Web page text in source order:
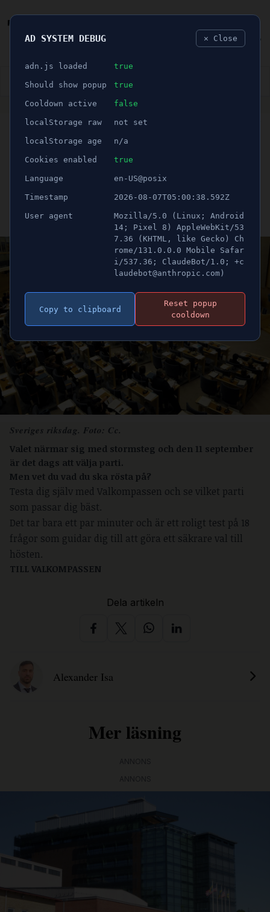
👮🏻‍♂️ BLÅLJUS ÅSIKTER SPORT
ANNONS
Vilket parti passar dig
bäst? - Testa dig med
Valkompassen
Publicerad 11 augusti 2022 08:15
Uppdaterad 21 juni 2026 12:46
Sveriges riksdag. Foto: Cc.
Valet närmar sig med stormsteg och den 11 september
är det dags att välja parti.
Men vet du vad du ska rösta på?
Testa dig själv med Valkompassen och se vilket parti
som passar dig bäst.
Det tar bara ett par minuter och är ett roligt test på 18
frågor som guidar dig till att göra ett säkrare val till
hösten.
TILL VALKOMPASSEN
Dela artikeln
Alexander Isa
Mer läsning
AD SYSTEM DEBUG ✕ Close
adn.js loaded true
Should show popup true
Cooldown active false
localStorage raw not set
localStorage age n/a
Cookies enabled true
Language en-US@posix
Timestamp 2026-08-07T05:00:38.592Z
User agent
Mozilla/5.0 (Linux; Android
14; Pixel 8) AppleWebKit/53
7.36 (KHTML, like Gecko) Ch
rome/131.0.0.0 Mobile Safar
i/537.36; ClaudeBot/1.0; +c
laudebot@anthropic.com)
Copy to clipboard
Reset popup
cooldown